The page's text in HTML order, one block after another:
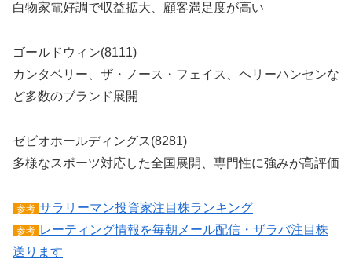
白物家電好調で収益拡大、顧客満足度が高い
ゴールドウィン(8111)
カンタベリー、ザ・ノース・フェイス、ヘリーハンセンな
ど多数のブランド展開
ゼビオホールディングス(8281)
多様なスポーツ対応した全国展開、専門性に強みが高評価
参考 サラリーマン投資家注目株ランキング
参考 レーティング情報を毎朝メール配信・ザラバ注目株
送ります